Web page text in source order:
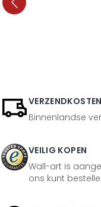
VERZENDKOSTEN
Binnenlandse
VEILIG KOPEN
Wall-art is
ons kunt